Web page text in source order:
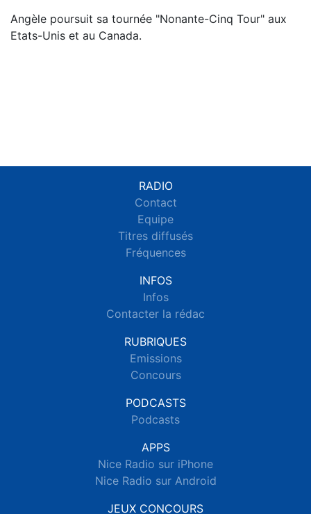
Angèle poursuit sa tournée "Nonante-Cinq Tour" aux
Etats-Unis et au Canada.
RADIO
Contact
Equipe
Titres diffusés
Fréquences
INFOS
Infos
Contacter la rédac
RUBRIQUES
Emissions
Concours
PODCASTS
Podcasts
APPS
Nice Radio sur iPhone
Nice Radio sur Android
JEUX CONCOURS